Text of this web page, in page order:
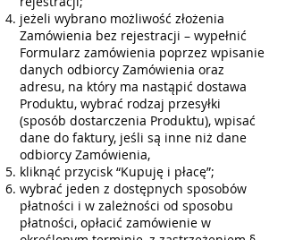
jeżeli wybrano możliwość złożenia
Zamówienia bez rejestracji – wypełnić
Formularz zamówienia poprzez wpisanie
danych odbiorcy Zamówienia oraz
adresu, na który ma nastąpić dostawa
Produktu, wybrać rodzaj przesyłki
(sposób dostarczenia Produktu), wpisać
dane do faktury, jeśli są inne niż dane
odbiorcy Zamówienia,
kliknąć przycisk “Kupuję i płacę”;
wybrać jeden z dostępnych sposobów
płatności i w zależności od sposobu
płatności, opłacić zamówienie w